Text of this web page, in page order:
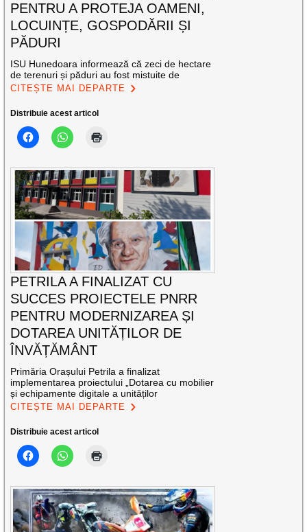
PENTRU A PROTEJA OAMENI,
LOCUINȚE, GOSPODĂRII ȘI
PĂDURI
ISU Hunedoara informează că zeci de hectare
de terenuri și păduri au fost mistuite de
CITEȘTE MAI DEPARTE
Distribuie acest articol
PETRILA A FINALIZAT CU
SUCCES PROIECTELE PNRR
PENTRU MODERNIZAREA ȘI
DOTAREA UNITĂȚILOR DE
ÎNVĂȚĂMÂNT
Primăria Orașului Petrila a finalizat
implementarea proiectului „Dotarea cu mobilier
și echipamente digitale a unităților
CITEȘTE MAI DEPARTE
Distribuie acest articol